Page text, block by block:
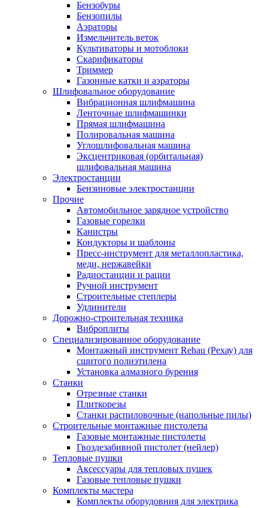
Бензобуры
Бензопилы
Аэраторы
Измельчитель веток
Культиваторы и мотоблоки
Скарификаторы
Триммер
Газонные катки и аэраторы
Шлифовальное оборудование
Вибрационная шлифмашина
Ленточные шлифмашинки
Прямая шлифмашина
Полировальная машина
Углошлифовальная машина
Эксцентриковая (орбитальная)
шлифовальная машина
Электростанции
Бензиновые электростанции
Прочие
Автомобильное зарядное устройство
Газовые горелки
Канистры
Кондукторы и шаблоны
Пресс-инструмент для металлопластика,
меди, нержавейки
Радиостанции и рации
Ручной инструмент
Строительные степлеры
Удлинители
Дорожно-строительная техника
Виброплиты
Специализированное оборудование
Монтажный инструмент Rehau (Рехау) для
сшитого полиэтилена
Установка алмазного бурения
Станки
Отрезные станки
Плиткорезы
Станки распиловочные (напольные пилы)
Строительные монтажные пистолеты
Газовые монтажные пистолеты
Гвоздезабивной пистолет (нейлер)
Тепловые пушки
Аксессуары для тепловых пушек
Газовые тепловые пушки
Комплекты мастера
Комплекты оборудовния для электрика